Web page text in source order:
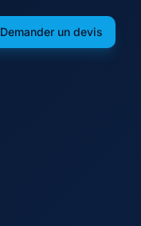
Demander un devis